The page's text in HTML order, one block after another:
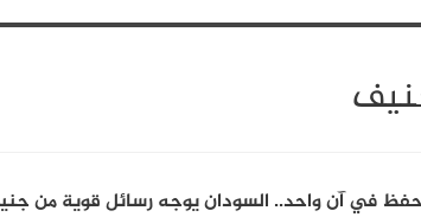
في آن واحد.. السودان يوجه رسائل قوية من